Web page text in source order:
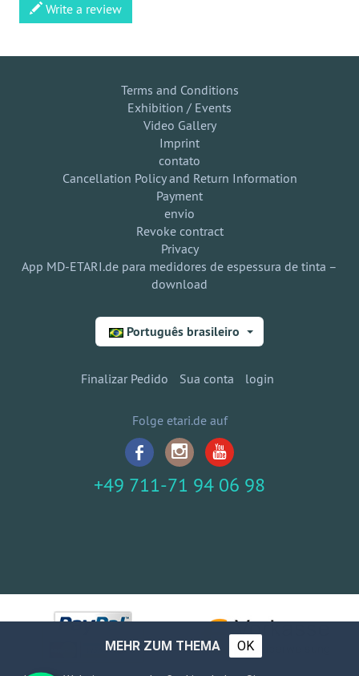
Write a review
Terms and Conditions
Exhibition / Events
Video Gallery
Imprint
contato
Cancellation Policy and Return Information
Payment
envio
Revoke contract
Privacy
App MD-ETARI.de para medidores de espessura de tinta –
download
Português brasileiro
Finalizar Pedido Sua conta login
Folge etari.de auf
+49 711-71 94 06 98
MEHR ZUM THEMA OK